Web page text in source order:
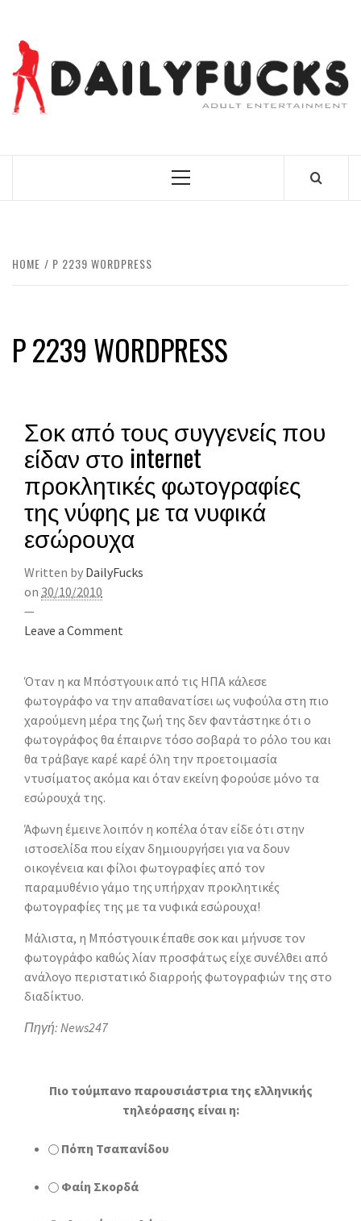
content
Primary
HOME P 2239 WORDPRESS
P 2239 WORDPRESS
Σοκ από τους συγγενείς που
είδαν στο internet
προκλητικές φωτογραφίες
της νύφης με τα νυφικά
εσώρουχα
Written by DailyFucks
on 30/10/2010
—
Leave a Comment
Όταν η κα Μπόστγουικ από τις ΗΠΑ κάλεσε
φωτογράφο να την απαθανατίσει ως νυφούλα στη πιο
χαρούμενη μέρα της ζωή της δεν φαντάστηκε ότι ο
φωτογράφος θα έπαιρνε τόσο σοβαρά το ρόλο του και
θα τράβαγε καρέ καρέ όλη την προετοιμασία
ντυσίματος ακόμα και όταν εκείνη φορούσε μόνο τα
εσώρουχά της.
Άφωνη έμεινε λοιπόν η κοπέλα όταν είδε ότι στην
ιστοσελίδα που είχαν δημιουργήσει για να δουν
οικογένεια και φίλοι φωτογραφίες από τον
παραμυθένιο γάμο της υπήρχαν προκλητικές
φωτογραφίες της με τα νυφικά εσώρουχα!
Μάλιστα, η Μπόστγουικ έπαθε σοκ και μήνυσε τον
φωτογράφο καθώς λίαν προσφάτως είχε συνέλθει από
ανάλογο περιστατικό διαρροής φωτογραφιών της στο
διαδίκτυο.
Πηγή: News247
Πιο τούμπανο παρουσιάστρια της ελληνικής
τηλεόρασης είναι η:
Πόπη Τσαπανίδου
Φαίη Σκορδά